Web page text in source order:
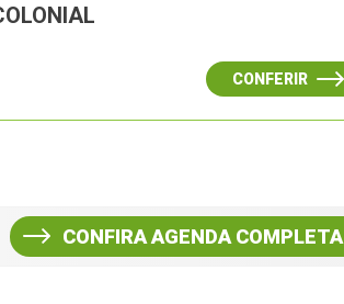
CONFERIR
CONFIRA AGENDA COMPLETA